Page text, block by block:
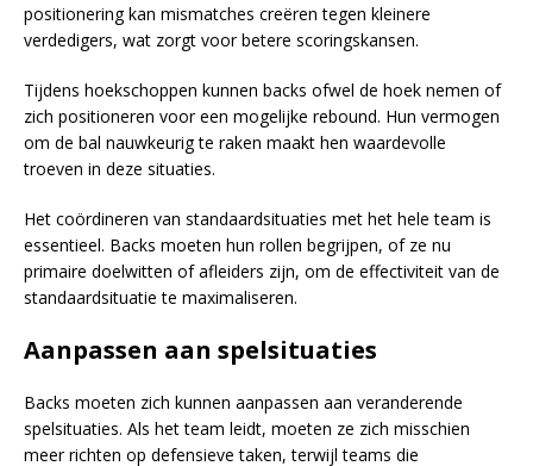
positionering kan mismatches creëren tegen kleinere
verdedigers, wat zorgt voor betere scoringskansen.
Tijdens hoekschoppen kunnen backs ofwel de hoek nemen of
zich positioneren voor een mogelijke rebound. Hun vermogen
om de bal nauwkeurig te raken maakt hen waardevolle
troeven in deze situaties.
Het coördineren van standaardsituaties met het hele team is
essentieel. Backs moeten hun rollen begrijpen, of ze nu
primaire doelwitten of afleiders zijn, om de effectiviteit van de
standaardsituatie te maximaliseren.
Aanpassen aan spelsituaties
Backs moeten zich kunnen aanpassen aan veranderende
spelsituaties. Als het team leidt, moeten ze zich misschien
meer richten op defensieve taken, terwijl teams die